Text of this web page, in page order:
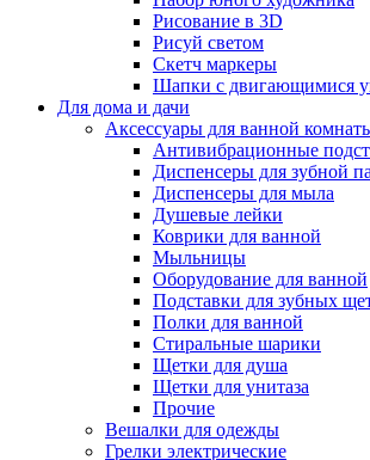
Рисование в 3D
Рисуй светом
Скетч маркеры
Шапки с двигающимися
Для дома и дачи
Аксессуары для ванной
Антивибрационные
Диспенсеры для зубной
Диспенсеры для мыла
Душевые лейки
Коврики для ванной
Мыльницы
Оборудование для ванной
Подставки для зубных
Полки для ванной
Стиральные шарики
Щетки для душа
Щетки для унитаза
Прочие
Вешалки для одежды
Грелки электрические